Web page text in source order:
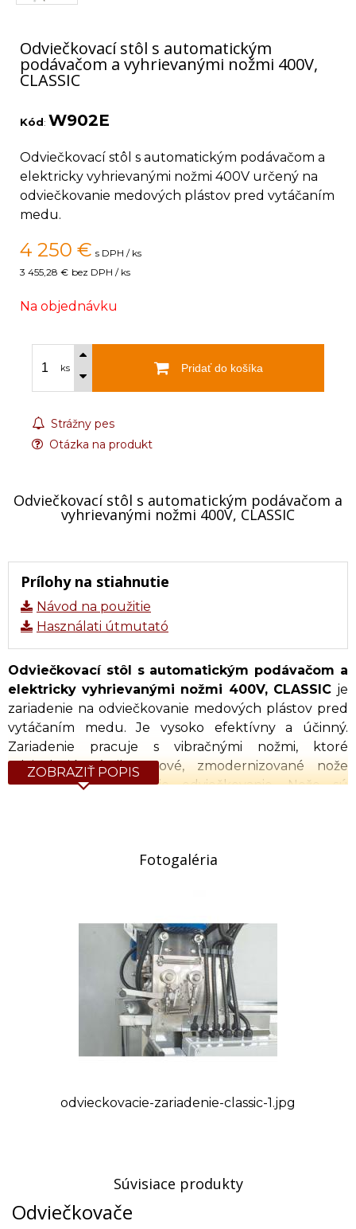
Odviečkovací stôl s automatickým
podávačom a vyhrievanými nožmi 400V,
CLASSIC
Kód: W902E
Odviečkovací stôl s automatickým podávačom a
elektricky vyhrievanými nožmi 400V určený na
odviečkovanie medových plástov pred vytáčaním
medu.
4 250 € s DPH / ks
3 455,28 € bez DPH / ks
Na objednávku
ks Pridať do košíka
Strážny pes
Otázka na produkt
Odviečkovací stôl s automatickým podávačom a
vyhrievanými nožmi 400V, CLASSIC
Prílohy na stiahnutie
Návod na použitie
Használati útmutató
Odviečkovací stôl s automatickým podávačom a
elektricky vyhrievanými nožmi 400V, CLASSIC je
zariadenie na odviečkovanie medových plástov pred
vytáčaním medu. Je vysoko efektívny a účinný.
Zariadenie pracuje s vibračnými nožmi, ktoré
odviečkujú rámiky. Nové, zmodernizované nože
umožňujú dôkladnejšie odviečkovanie. Nože sú
odviečkovaný materiál. Je navrhnutý tak, aby
je možné osobitne zakúpiť lis na odviečkovance s
kapacitou 50 kg/hod alebo 100 kg/hod.
Zariadenie je možné použiť na odviečkovanie
klasických rámikov, hoffmanových rámikov (rámiky s
plieckami) a taktiež na rámiky s medzerníkmi.
Odviečkovací stôl sa vyrába na zakázku, preto
rámikov).
Pracovné napätie zariadenia: 400 V
Výkon motora pohonu nožov: 0,18 kW
ZOBRAZIŤ POPIS
Fotogaléria
odvieckovacie-zariadenie-classic-1.jpg
Súvisiace produkty
Odviečkovače